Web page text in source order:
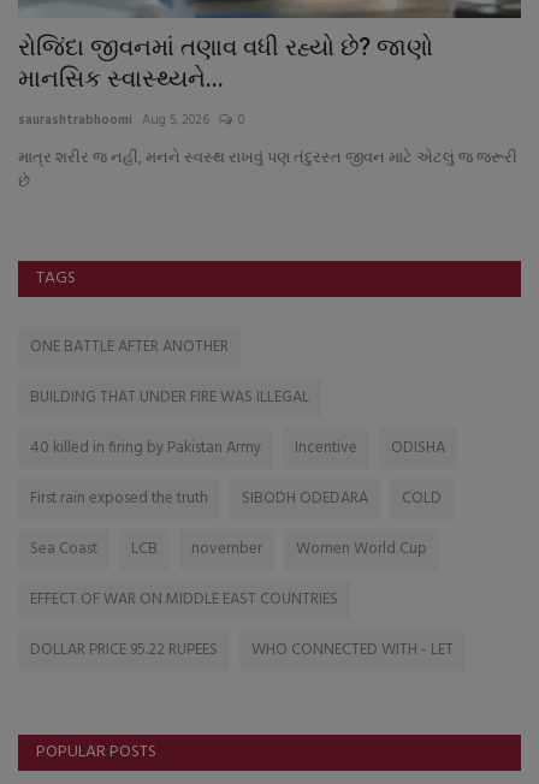
રોજિંદા જીવનમાં તણાવ વધી રહ્યો છે? જાણો
માનસિક સ્વાસ્થ્યને...
saurashtrabhoomi Aug 5, 2026 0
માત્ર શરીર જ નહીં, મનને સ્વસ્થ રાખવું પણ તંદુરસ્ત જીવન માટે એટલું જ જરૂરી
છે
TAGS
ONE BATTLE AFTER ANOTHER
BUILDING THAT UNDER FIRE WAS ILLEGAL
40 killed in firing by Pakistan Army
Incentive
ODISHA
First rain exposed the truth
SIBODH ODEDARA
COLD
Sea Coast
LCB november
Women World Cup
EFFECT OF WAR ON MIDDLE EAST COUNTRIES
DOLLAR PRICE 95.22 RUPEES
WHO CONNECTED WITH - LET
POPULAR POSTS